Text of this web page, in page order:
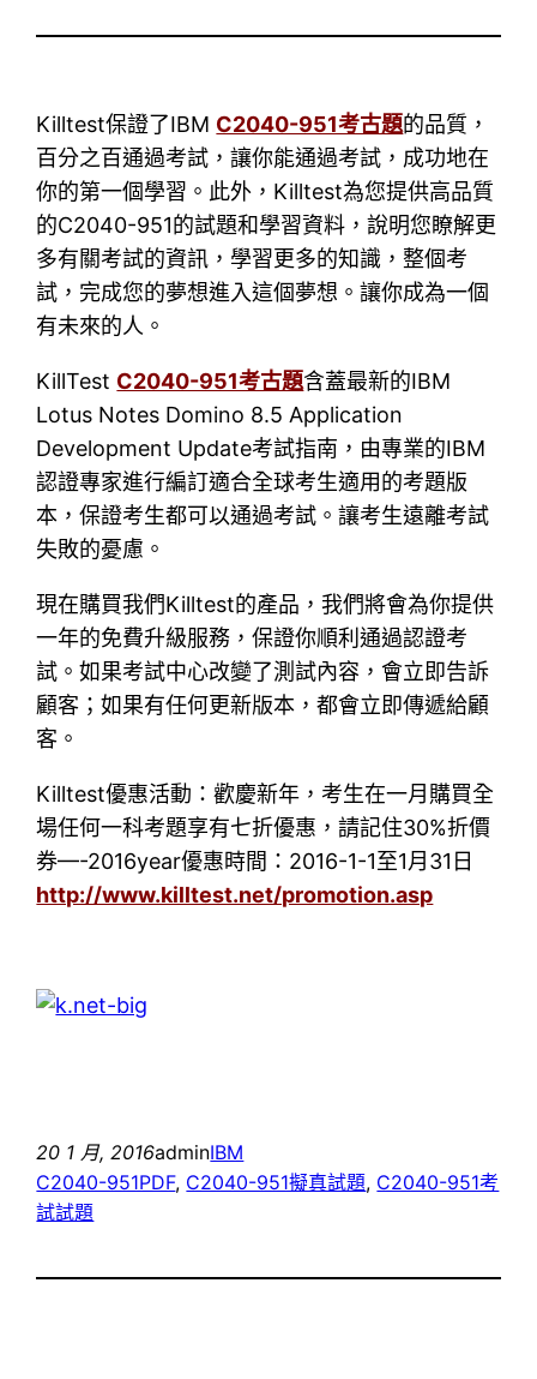
Killtest保證了IBM C2040-951考古題的品質，
百分之百通過考試，讓你能通過考試，成功地在
你的第一個學習。此外，Killtest為您提供高品質
的C2040-951的試題和學習資料，說明您瞭解更
多有關考試的資訊，學習更多的知識，整個考
試，完成您的夢想進入這個夢想。讓你成為一個
有未來的人。
KillTest C2040-951考古題含蓋最新的IBM
Lotus Notes Domino 8.5 Application
Development Update考試指南，由專業的IBM
認證專家進行編訂適合全球考生適用的考題版
本，保證考生都可以通過考試。讓考生遠離考試
失敗的憂慮。
現在購買我們Killtest的產品，我們將會為你提供
一年的免費升級服務，保證你順利通過認證考
試。如果考試中心改變了測試內容，會立即告訴
顧客；如果有任何更新版本，都會立即傳遞給顧
客。
Killtest優惠活動：歡慶新年，考生在一月購買全
場任何一科考題享有七折優惠，請記住30%折價
券—-2016year優惠時間：2016-1-1至1月31日
http://www.killtest.net/promotion.asp
20 1 月, 2016adminIBM
C2040-951PDF, C2040-951擬真試題, C2040-951考
試試題